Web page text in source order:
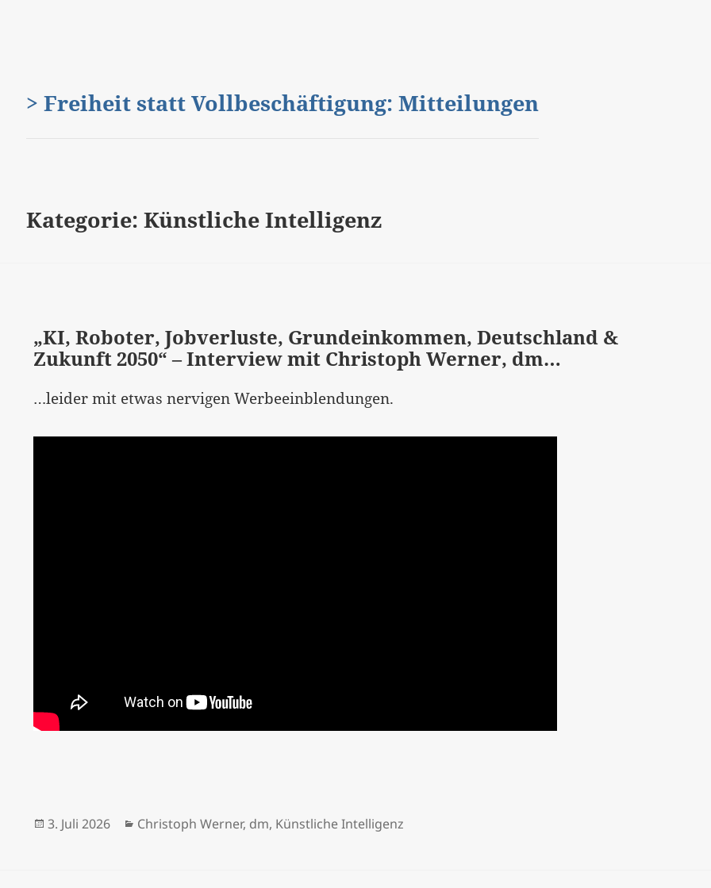
> Freiheit statt Vollbeschäftigung: Mitteilungen
Kategorie:Künstliche Intelligenz
„KI, Roboter, Jobverluste, Grundeinkommen, Deutschland &
Zukunft 2050“ – Interview mit Christoph Werner, dm…
…leider mit etwas nervigen Werbeeinblendungen.
Veröffentlicht
3. Juli 2026 Kategorien
Christoph Werner, dm, Künstliche Intelligenz